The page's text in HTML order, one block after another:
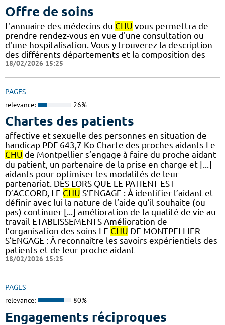
Offre de soins
L'annuaire des médecins du CHU vous permettra de
prendre rendez-vous en vue d'une consultation ou
d'une hospitalisation. Vous y trouverez la description
des différents départements et la composition des
18/02/2026 15:25
PAGES
relevance: 26%
Chartes des patients
affective et sexuelle des personnes en situation de
handicap PDF 643,7 Ko Charte des proches aidants Le
CHU de Montpellier s’engage à faire du proche aidant
du patient, un partenaire de la prise en charge et [...]
aidants pour optimiser les modalités de leur
partenariat. DÈS LORS QUE LE PATIENT EST
D’ACCORD, LE CHU S’ENGAGE : À identifier l’aidant et
définir avec lui la nature de l’aide qu’il souhaite (ou
pas) continuer [...] amélioration de la qualité de vie au
travail ETABLISSEMENTS Amélioration de
l’organisation des soins LE CHU DE MONTPELLIER
S’ENGAGE : À reconnaître les savoirs expérientiels des
patients et de leur proche aidant
18/02/2026 15:25
PAGES
relevance: 80%
Engagements réciproques